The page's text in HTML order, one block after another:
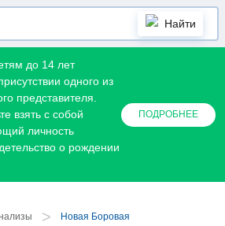
Найти
до 14 лет
одного из
представителя.
взять с собой
личность
о рождении
ПОДРОБНЕЕ
> Новая Боровая